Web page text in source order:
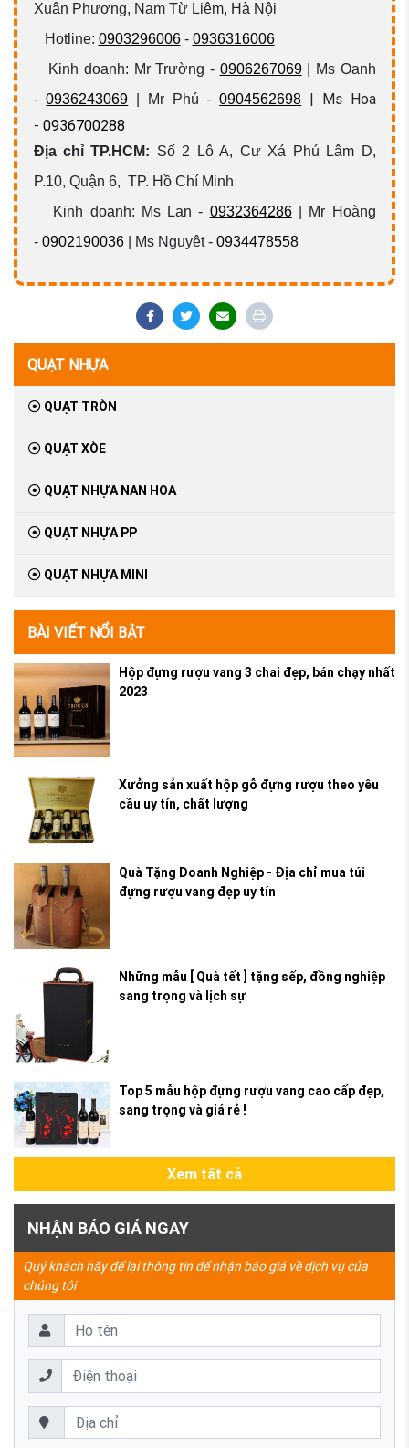
Xuân Phương, Nam Từ Liêm, Hà Nội
Hotline: 0903296006- 0936316006
Kinh doanh: Mr Trường - 0906267069| Ms Oanh
-0936243069 | Mr Phú -0904562698 | Ms Hoa
- 0936700288
Địa chỉ TP.HCM: Số 2 Lô A, Cư Xá Phú Lâm D,
P.10, Quận 6, TP. Hồ Chí Minh
Kinh doanh: Ms Lan - 0932364286| Mr Hoàng
- 0902190036| Ms Nguyệt - 0934478558
QUẠT NHỰA
QUẠT TRÒN
QUẠT XÒE
QUẠT NHỰA NAN HOA
QUẠT NHỰA PP
QUẠT NHỰA MINI
BÀI VIẾT NỔI BẬT
Hộp đựng rượu vang 3 chai đẹp, bán chạy nhất
2023
Xưởng sản xuất hộp gỗ đựng rượu theo yêu
cầu uy tín, chất lượng
Quà Tặng Doanh Nghiệp - Địa chỉ mua túi
đựng rượu vang đẹp uy tín
Những mẫu [ Quà tết ] tặng sếp, đồng nghiệp
sang trọng và lịch sự
Top 5 mẫu hộp đựng rượu vang cao cấp đẹp,
sang trọng và giá rẻ !
Xem tất cả
NHẬN BÁO GIÁ NGAY
Quý khách hãy để lại thông tin để nhận báo giá về dịch vụ của
chúng tôi